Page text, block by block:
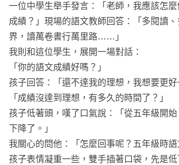
一位中學生舉手發言：「老師，我應該怎
成績？」現場的語文教師回答：「多閱讀
界，讀萬卷書行萬里路……」
我則和這位學生，展開一場對話：
「你的語文成績好嗎？」
孩子回答：「還不達我的理想，我想要更好
「成績沒達到理想，有多久的時間了？」
孩子低著頭，嘆了口氣說：「從五年級開
下降了。」
我關心的問他：「怎麼回事呢？五年級時語
孩子表情凝重一些，雙手插著口袋，先是